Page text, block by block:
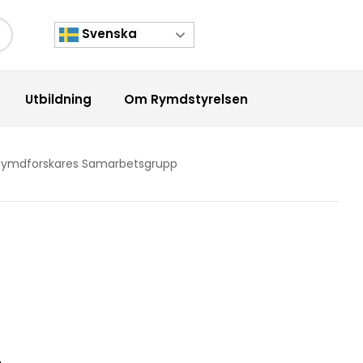
Svenska
Utbildning Om Rymdstyrelsen
Samarbetsgrupp